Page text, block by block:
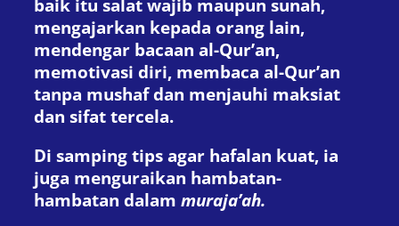
baik itu salat wajib maupun sunah,
mengajarkan kepada orang lain,
mendengar bacaan al-Qur’an,
memotivasi diri, membaca al-Qur’an
tanpa mushaf dan menjauhi maksiat
dan sifat tercela.
Di samping tips agar hafalan kuat, ia
juga menguraikan hambatan-
hambatan dalam muraja’ah.